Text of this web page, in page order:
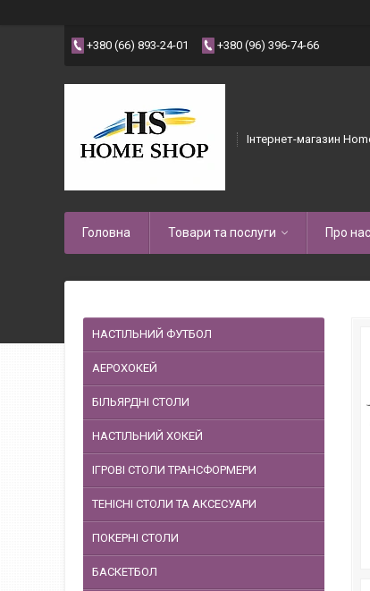
+380 (66) 893-24-01 +380 (96) 396-74-66
Інтернет-магазин
Головна Товари та послуги Про нас
НАСТІЛЬНИЙ ФУТБОЛ
АЕРОХОКЕЙ
БІЛЬЯРДНІ СТОЛИ
НАСТІЛЬНИЙ ХОКЕЙ
ІГРОВІ СТОЛИ ТРАНСФОРМЕРИ
ТЕНІСНІ СТОЛИ ТА АКСЕСУАРИ
ПОКЕРНІ СТОЛИ
БАСКЕТБОЛ